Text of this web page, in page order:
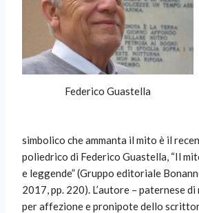
Federico Guastella
simbolico che ammanta il mito è il
poliedrico di Federico Guastella, “Il
e leggende” (Gruppo editoriale
2017, pp. 220). L’autore – paternese
per affezione e pronipote dello